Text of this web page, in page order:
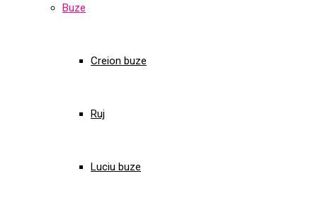
Buze
Creion buze
Ruj
Luciu buze